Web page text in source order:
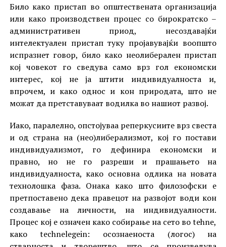
Било како пристап во општествената организација
или како производствен процес со бирократско –
административен приод, несоздавајќи
интелектуален пристап туку пројавувајќи воопшто
испразнет говор, било како неолиберален пристап
кој човекот го сведува само врз гол економски
интерес, кој не ја штити индивидуалноста и,
впрочем, и како однос и кон природата, што не
можат да претставуваат водилка во нашиот развој.
Иако, паралелно, опстојуваа реперкусиите врз свеста
и од страна на (нео)либерализмот, кој го постави
индивидуализмот, го дефинира економски и
правно, но не го разреши и прашањето на
индивидуалноста, како основна одлика на новата
технолошка фаза. Онака како што филозофски е
претпоставено дека правецот на развојот води кон
создавање на личности, на индивидуалности.
Процес кој е означен како собирање на сето во tehne,
како technelegein: осознаеноста (логос) на